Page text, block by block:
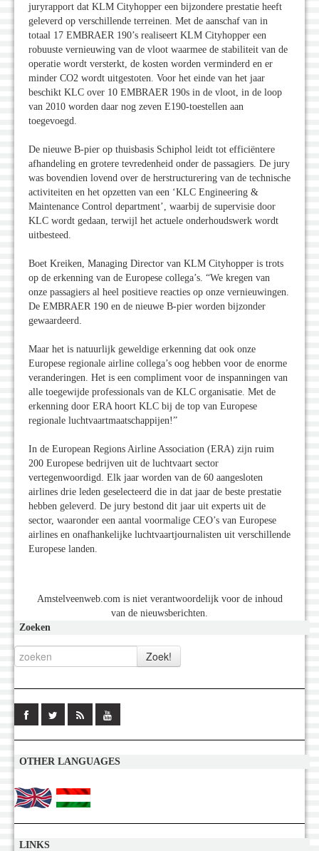
juryrapport dat KLM Cityhopper een bijzondere prestatie heeft
geleverd op verschillende terreinen. Met de aanschaf van in
totaal 17 EMBRAER 190’s realiseert KLM Cityhopper een
robuuste vernieuwing van de vloot waarmee de stabiliteit van de
operatie wordt versterkt, de kosten worden verminderd en er
minder CO2 wordt uitgestoten. Voor het einde van het jaar
beschikt KLC over 10 EMBRAER 190s in de vloot, in de loop
van 2010 worden daar nog zeven E190-toestellen aan
toegevoegd.
De nieuwe B-pier op thuisbasis Schiphol leidt tot efficiëntere
afhandeling en grotere tevredenheid onder de passagiers. De jury
was bovendien lovend over de herstructurering van de technische
activiteiten en het opzetten van een ‘KLC Engineering &
Maintenance Control department’, waarbij de supervisie door
KLC wordt gedaan, terwijl het actuele onderhoudswerk wordt
uitbesteed.
Boet Kreiken, Managing Director van KLM Cityhopper is trots
op de erkenning van de Europese collega’s. “We kregen van
onze passagiers al heel positieve reacties op onze vernieuwingen.
De EMBRAER 190 en de nieuwe B-pier worden bijzonder
gewaardeerd.
Maar het is natuurlijk geweldige erkenning dat ook onze
Europese regionale airline collega’s oog hebben voor de enorme
veranderingen. Het is een compliment voor de inspanningen van
alle toegewijde professionals van de KLC organisatie. Met de
erkenning door ERA hoort KLC bij de top van Europese
regionale luchtvaartmaatschappijen!”
In de European Regions Airline Association (ERA) zijn ruim
200 Europese bedrijven uit de luchtvaart sector
vertegenwoordigd. Elk jaar worden van de 60 aangesloten
airlines drie leden geselecteerd die in dat jaar de beste prestatie
hebben geleverd. De jury bestond dit jaar uit experts uit de
sector, waaronder een aantal voormalige CEO’s van Europese
airlines en onafhankelijke luchtvaartjournalisten uit verschillende
Europese landen.
Amstelveenweb.com is niet verantwoordelijk voor de inhoud
van de nieuwsberichten.
Zoeken
OTHER LANGUAGES
LINKS